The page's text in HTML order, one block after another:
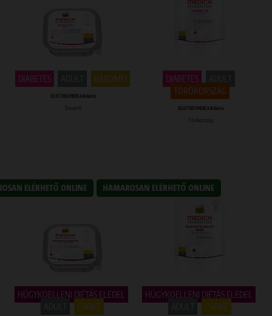
DIABETES BAROMFI
SELECT GOLD MEDICA Diabetes
Baromfi
DIABETES
TÖRÖKORSZÁG
SELECT GOLD MEDICA Diabetes
Törökország
HÚGYKOELLENI DIÉTÁS ELEDEL
CSIRKE
HÚGYKOELLENI DIÉTÁS ELEDEL
CSIRKE